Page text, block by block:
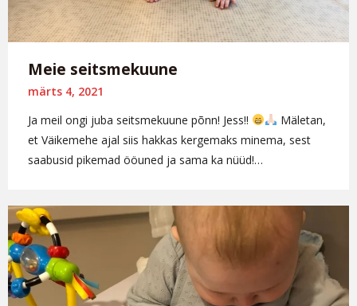
Meie seitsmekuune
märts 4, 2021
Ja meil ongi juba seitsmekuune põnn! Jess!!
Mäletan,
et Väikemehe ajal siis hakkas kergemaks minema, sest
saabusid pikemad ööuned ja sama ka nüüd!…